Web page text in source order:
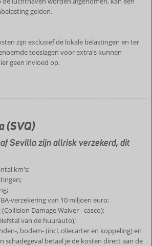
gelden.
zijn exclusief de lokale belastingen en ter
toeslagen voor extra's kunnen
geen invloed op.
(SVQ)
Sevilla zijn allrisk verzekerd, dit
km's;
verzekering van 10 miljoen euro;
Damage Waiver - casco);
van de huurauto);
, bodem- (incl. oliecarter en koppeling) en
schadegeval betaal je de kosten direct aan de